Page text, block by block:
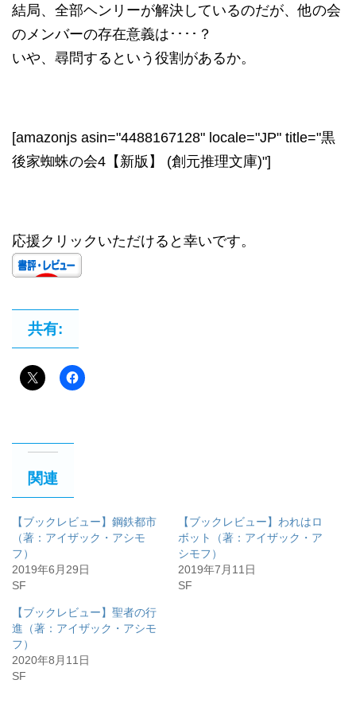
結局、全部ヘンリーが解決しているのだが、他の会
のメンバーの存在意義は････？
いや、尋問するという役割があるか。
[amazonjs asin="4488167128" locale="JP" title="黒
後家蜘蛛の会4【新版】 (創元推理文庫)"]
応援クリックいただけると幸いです。
共有:
関連
【ブックレビュー】鋼鉄都市
（著：アイザック・アシモ
フ）
2019年6月29日
SF
【ブックレビュー】われはロ
ボット（著：アイザック・ア
シモフ）
2019年7月11日
SF
【ブックレビュー】聖者の行
進（著：アイザック・アシモ
フ）
2020年8月11日
SF